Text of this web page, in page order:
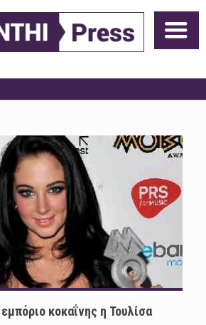
κοκαΐνης η Τουλίσα